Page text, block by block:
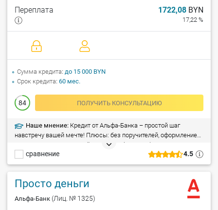
4.5
сравнение
Переплата 1722,08 BYN
17,22 %
84 ПОЛУЧИТЬ КОНСУЛЬТАЦИЮ
Сумма кредита до 15 000 BYN
Срок кредита 60 мес.
Наше мнение: Кредит от Альфа-Банка – простой шаг
навстречу вашей мечте! Плюсы: без поручителей, оформление
всего за 1 час, досрочный возврат – без штрафа. Минусы:
справка о доходах (при сумме кредита свыше 5 000 рублей).
Просто деньги
Альфа-Банк (Лиц. № 1325)